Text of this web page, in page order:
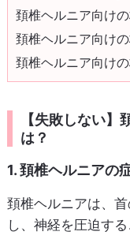
頚椎ヘルニア向け
頚椎ヘルニア向け
頚椎ヘルニア向け
【失敗しない
は？
1. 頚椎ヘルニアの
頚椎ヘルニアは、
し、神経を圧迫す